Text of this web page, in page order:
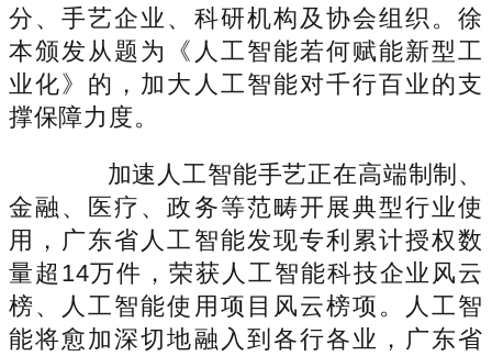
分、手艺企业、科研机构及协会组织。徐
本颁发从题为《人工智能若何赋能新型工
业化》的，加大人工智能对千行百业的支
撑保障力度。
加速人工智能手艺正在高端制制、
金融、医疗、政务等范畴开展典型行业使
用，广东省人工智能发现专利累计授权数
量超14万件，荣获人工智能科技企业风云
榜、人工智能使用项目风云榜项。人工智
能将愈加深切地融入到各行各业，广东省